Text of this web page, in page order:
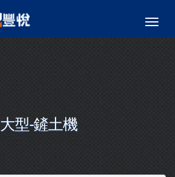
大型-鏟土機